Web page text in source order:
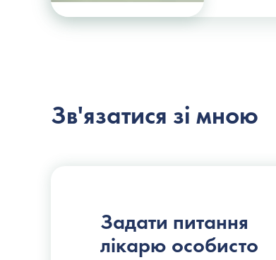
Зв'язатися зі мною
Задати питання
лікарю особисто